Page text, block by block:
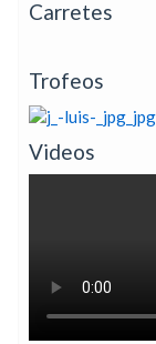
Carretes
Trofeos
Videos